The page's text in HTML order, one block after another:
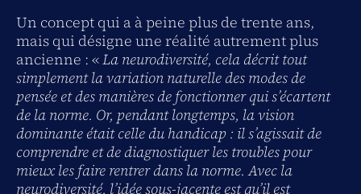
Un concept qui a à peine plus de trente ans,
mais qui désigne une réalité autrement plus
ancienne : «La neurodiversité, cela décrit tout
simplement la variation naturelle des modes de
pensée et des manières de fonctionner qui s’écartent
de la norme. Or, pendant longtemps, la vision
dominante était celle du handicap : il s’agissait de
comprendre et de diagnostiquer les troubles pour
mieux les faire rentrer dans la norme. Avec la
neurodiversité, l’idée sous-jacente est qu’il est